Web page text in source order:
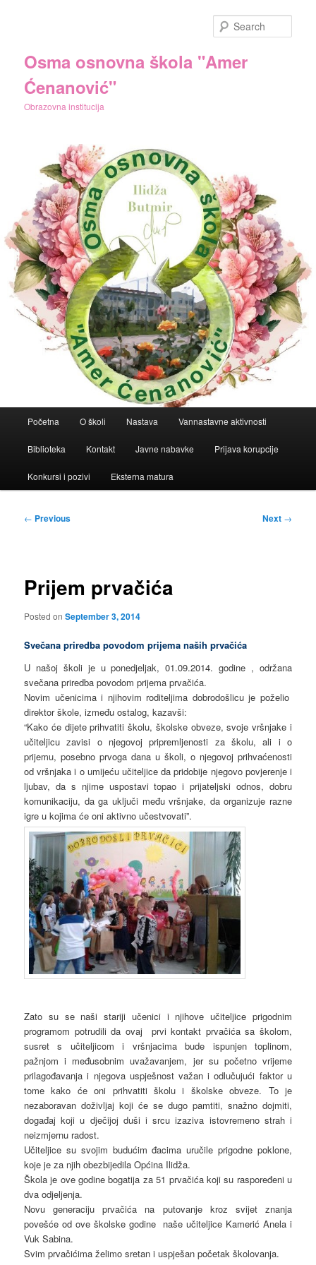
Osma osnovna škola "Amer
Ćenanović"
Obrazovna institucija
Početna O školi Nastava Vannastavne aktivnosti
Biblioteka Kontakt Javne nabavke Prijava korupcije
Konkursi i pozivi Eksterna matura
Post
← Previous Next →
Prijem prvačića
Posted onSeptember 3, 2014
Svečana priredba povodom prijema naših prvačića
U našoj školi je u ponedjeljak, 01.09.2014. godine , održana
svečana priredba povodom prijema prvačića.
Novim učenicima i njihovim roditeljima dobrodošlicu je poželio
direktor škole, između ostalog, kazavši:
“Kako će dijete prihvatiti školu, školske obveze, svoje vršnjake i
učiteljicu zavisi o njegovoj pripremljenosti za školu, ali i o
prijemu, posebno prvoga dana u školi, o njegovoj prihvaćenosti
od vršnjaka i o umijeću učiteljice da pridobije njegovo povjerenje i
ljubav, da s njime uspostavi topao i prijateljski odnos, dobru
komunikaciju, da ga uključi među vršnjake, da organizuje razne
igre u kojima će oni aktivno učestvovati”.
Zato su se naši stariji učenici i njihove učiteljice prigodnim
programom potrudili da ovaj prvi kontakt prvačića sa školom,
susret s učiteljicom i vršnjacima bude ispunjen toplinom,
pažnjom i međusobnim uvažavanjem, jer su početno vrijeme
prilagođavanja i njegova uspješnost važan i odlučujući faktor u
tome kako će oni prihvatiti školu i školske obveze. To je
nezaboravan doživljaj koji će se dugo pamtiti, snažno dojmiti,
događaj koji u dječijoj duši i srcu izaziva istovremeno strah i
neizmjernu radost.
Učiteljice su svojim budućim đacima uručile prigodne poklone,
koje je za njih obezbijedila Općina Ilidža.
Škola je ove godine bogatija za 51 prvačića koji su raspoređeni u
dva odjeljenja.
Novu generaciju prvačića na putovanje kroz svijet znanja
povešće od ove školske godine naše učiteljice Kamerić Anela i
Vuk Sabina.
Svim prvačićima želimo sretan i uspješan početak školovanja.